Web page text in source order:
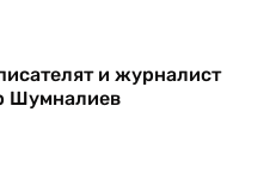
и журналист
Шумналиев